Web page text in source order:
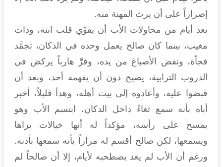
إصراراً على أن يرث المهنة منه.
بعد أيام من محاولات الأب أن يقوِّي قلب ابنه، وذات
مغيب، بينما كان صالح يعمل وحده في الدكان، تجمَّد
فجأة، ونفض الأصباغ من يده، وفرَّ هارباً يركض في
الدروب الترابية، يصيح دون أن يفهمه أحد، وبعد أن
قبضوا عليه، وأعادوه إلى بيت أهله، وهدأ قليلاً، أخبر
أباه بأنه سمع ثغاءً داخل الدكان، ابتسم الأب وهو
يمسح على رأسه، مؤكداً له أنها خيالات يراها
ويسمعها، لكن صالح أقسم له مراراً بأنه سمعها بأذنه.
ورغم أن الأب لم يعد يصطحبه لأيام، إلا أن صالحاً لم